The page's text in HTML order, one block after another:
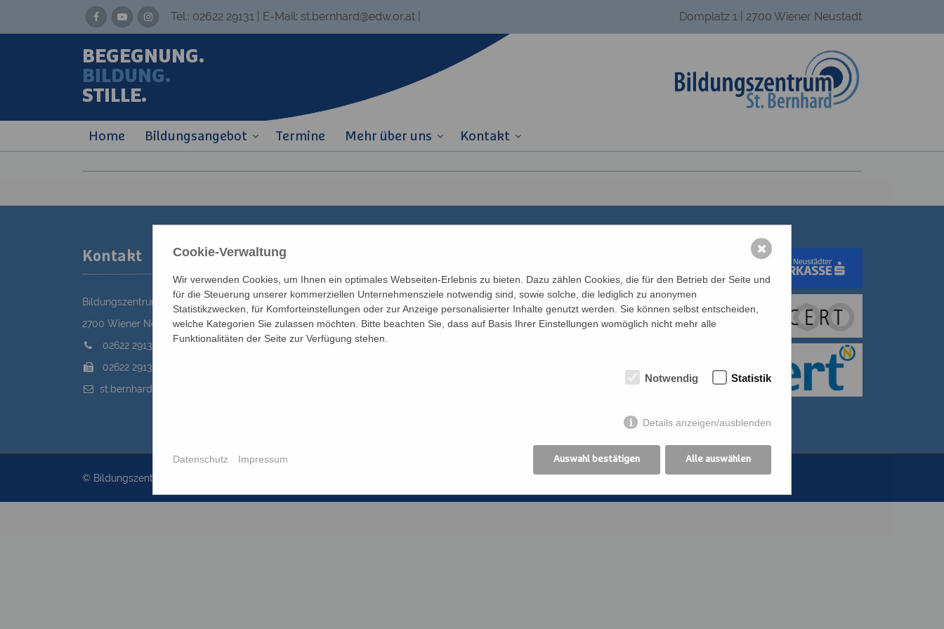
Tel.: 02622 29131 | E-Mail: st.bernhard@edw.or.at Domplatz 1 | 2700 Wiener Neustadt
BEGEGNUNG.
BILDUNG.
STILLE.
Home Bildungsangebot Termine Mehr über uns Kontakt
Kontakt
Bildungszentrum St. Bernhard der Erzdiözese Wien
2700 Wiener Neustadt, Domplatz 1
02622 29131
02622 29131-5040
st.bernhard@edw.or.at
Newsletter
Förderverein
Anreise
Katholisches Bildungswerk Wien
Bildung Regional
Kirchliches Bibliothekswerk der
© Bildungszentrum St.Bernhard 2026
Cookie-Verwaltung
Wir verwenden Cookies, um Ihnen ein optimales Webseiten-Erlebnis zu bieten. Dazu zählen Cookies, die für den Betrieb der Seite und
für die Steuerung unserer kommerziellen Unternehmensziele notwendig sind, sowie solche, die lediglich zu anonymen
Statistikzwecken, für Komforteinstellungen oder zur Anzeige personalisierter Inhalte genutzt werden. Sie können selbst entscheiden,
welche Kategorien Sie zulassen möchten. Bitte beachten Sie, dass auf Basis Ihrer Einstellungen womöglich nicht mehr alle
Funktionalitäten der Seite zur Verfügung stehen.
Notwendig Statistik
Details anzeigen/ausblenden
Auswahl bestätigen Alle auswählen
Datenschutz Impressum
✖